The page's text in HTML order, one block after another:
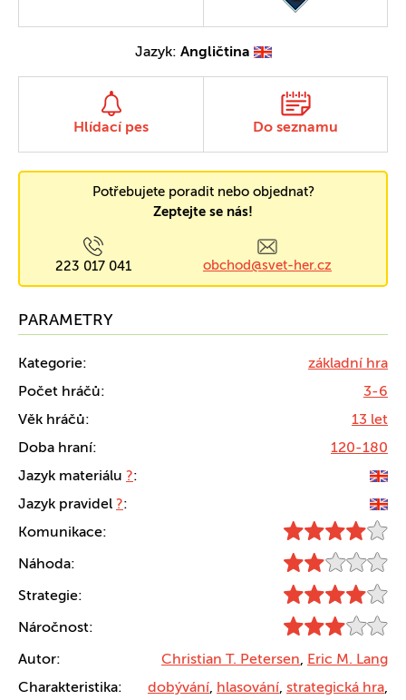
Jazyk: Angličtina
Hlídací pes Do seznamu
Potřebujete poradit nebo objednat?
Zeptejte se nás!
223 017 041 obchod@svet-her.cz
PARAMETRY
Kategorie:
základní hra
Počet hráčů:
3-6
Věk hráčů:
13 let
Doba hraní:
120-180
Jazyk materiálu ?:
Jazyk pravidel ?:
Komunikace:
Náhoda:
Strategie:
Náročnost:
Autor:
Christian T. Petersen, Eric M. Lang
Charakteristika:
dobývání, hlasování, strategická hra,